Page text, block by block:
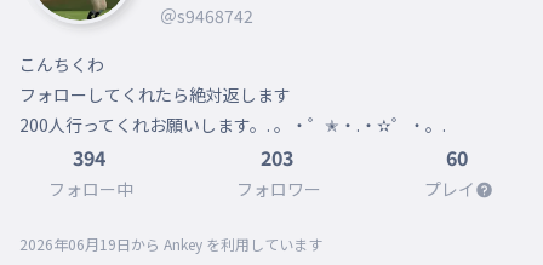
＠s9468742
こんちくわ
フォローしてくれたら絶対返します
200人行ってくれお願いします。. 。・゜✭・.・✫゜・。.
394
フォロー中
203
フォロワー
60
プレイ
2026年06月19日から Ankey を利用しています